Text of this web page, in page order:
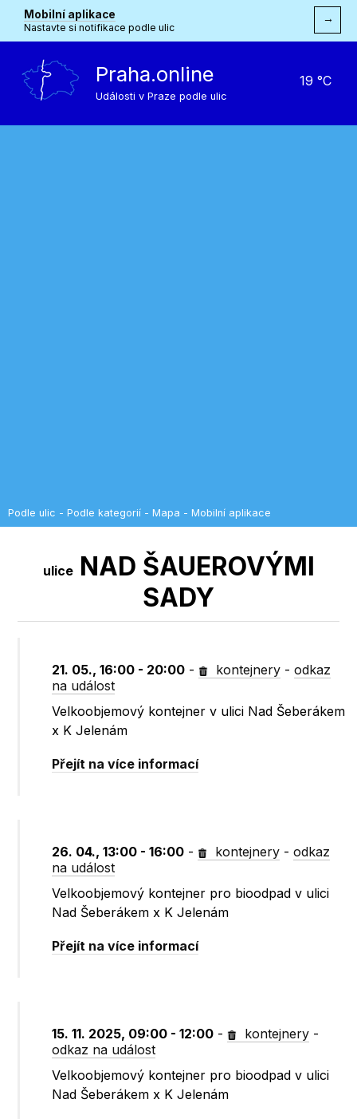
Mobilní aplikace
Nastavte si notifikace podle ulic
→
Praha.online
Události v Praze podle ulic
19 °C
Podle ulic - Podle kategorií - Mapa - Mobilní aplikace
uliceNAD ŠAUEROVÝMI
SADY
21. 05., 16:00 - 20:00 - kontejnery -odkaz
na událost
Velkoobjemový kontejner v ulici Nad Šeberákem
x K Jelenám
Přejít na více informací
26. 04., 13:00 - 16:00 - kontejnery -odkaz
na událost
Velkoobjemový kontejner pro bioodpad v ulici
Nad Šeberákem x K Jelenám
Přejít na více informací
15. 11. 2025, 09:00 - 12:00 - kontejnery -
odkaz na událost
Velkoobjemový kontejner pro bioodpad v ulici
Nad Šeberákem x K Jelenám